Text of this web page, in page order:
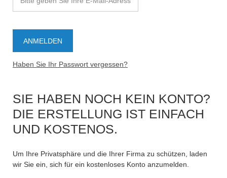
Haben Sie Ihr Passwort vergessen?
SIE HABEN NOCH KEIN KONTO?
DIE ERSTELLUNG IST EINFACH
UND KOSTENOS.
Um Ihre Privatsphäre und die Ihrer Firma zu schützen, laden
wir Sie ein, sich für ein kostenloses Konto anzumelden.